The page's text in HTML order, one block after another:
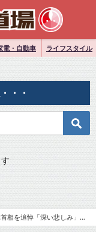
電・自動車 ライフスタイル
・・
相を追悼「深い悲しみ」
Twitterの反応